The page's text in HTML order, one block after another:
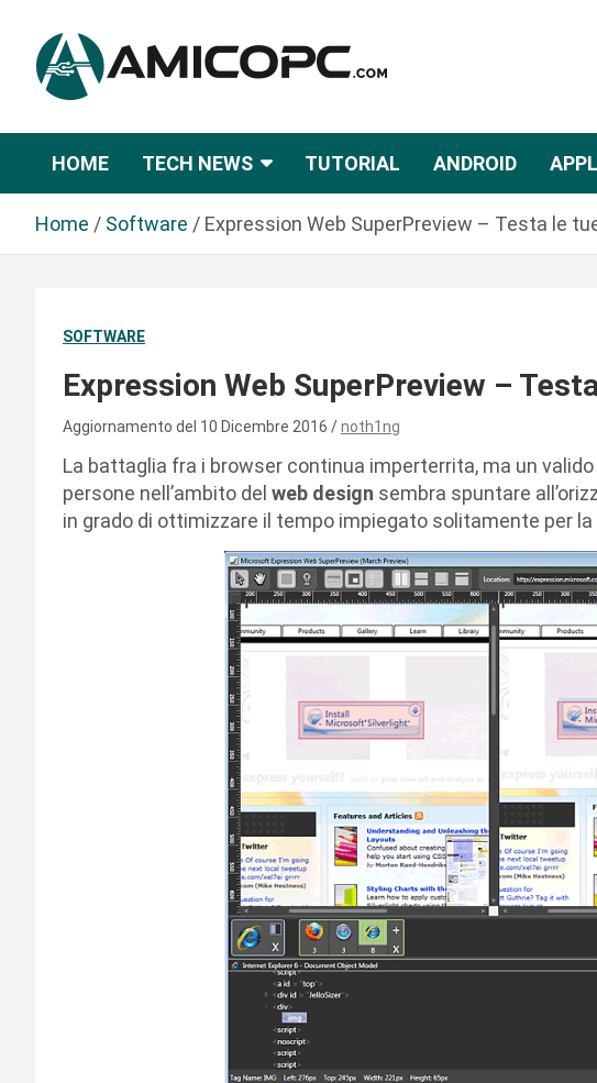
n
Amicopc.com
HOME TECH NEWS TUTORIAL ANDROID
Home Software Expression Web SuperPreview – Testa le
SOFTWARE
Expression Web SuperPreview –
Aggiornamento del 10 Dicembre 2016 noth1ng
La battaglia fra i browser continua imperterrita, ma un
persone nell’ambito del web design sembra spuntare
in grado di ottimizzare il tempo impiegato solitamente per